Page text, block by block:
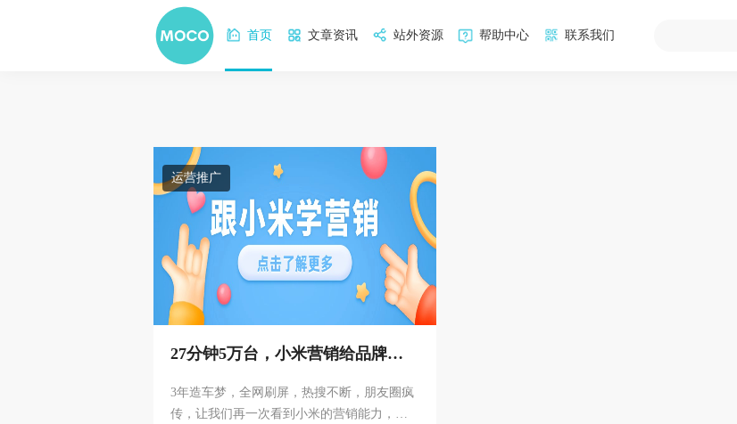
首页 文章资讯 站外资源 帮助中心 联系我们
运营推广
27分钟5万台，小米营销给品牌卖
3年造车梦，全网刷屏，热搜不断，朋友圈疯
传，让我们再一次看到小米的营销能力，接